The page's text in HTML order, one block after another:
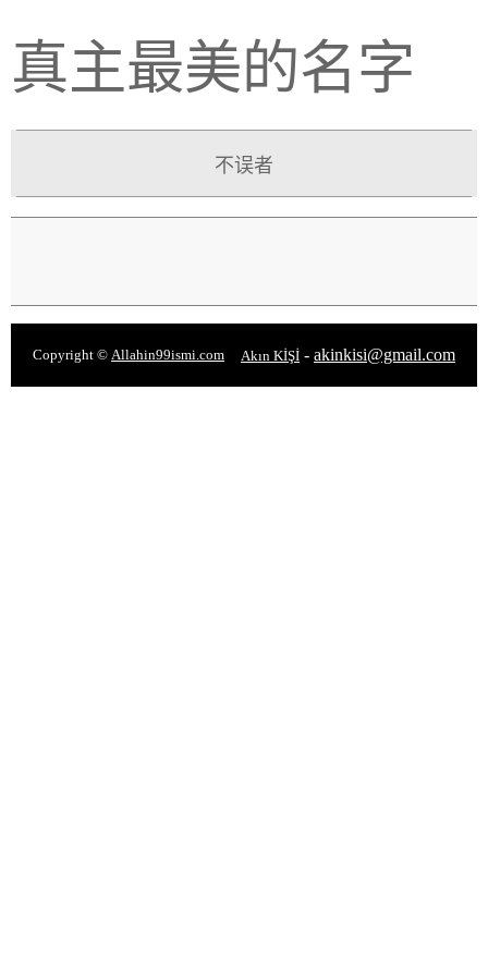
真主最美的名字
不误者
Copyright © Allahin99ismi.com Akın KİŞİ - akinkisi@gmail.com